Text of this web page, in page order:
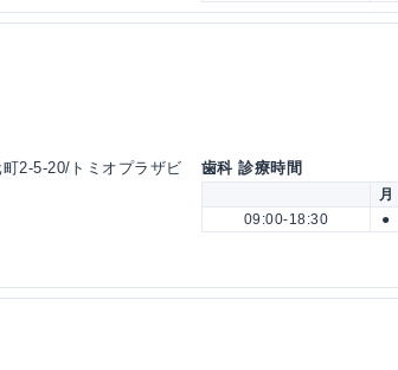
2-5-20/トミオプラザビ
歯科 診療時間
月
09:00-18:30
●